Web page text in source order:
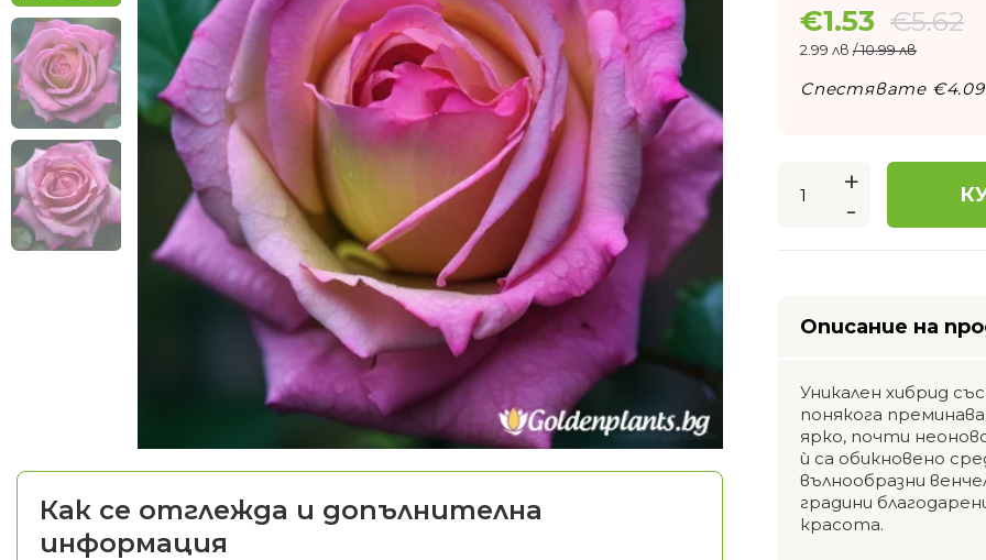
Как се отглежда и допълнителна
информация
€1.53 €5.62
2.99 лв / 10.99 лв
Спестявате €4.09
+
-
Описание на
Уникален хибрид
понякога
ярко, почти
ѝ са обикновено
вълнообразни
градини
красота.